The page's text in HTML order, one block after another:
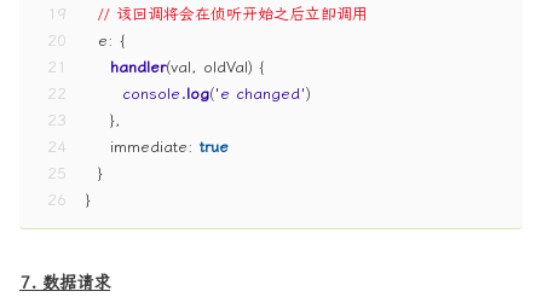
19
20
21
22
23
24
25
26
// 该回调将会在侦听开始之后立即调用
e: {
handler(val, oldVal) {
console.log('e changed')
    },
immediate: true
  }
}
7. 数据请求